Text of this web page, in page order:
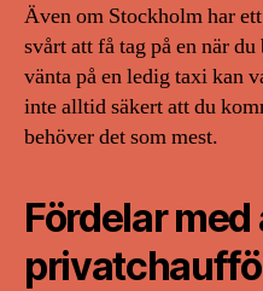
Även om Stockholm har
svårt att få tag på en när
vänta på en ledig taxi kan
inte alltid säkert att du
behöver det som mest.
Fördelar